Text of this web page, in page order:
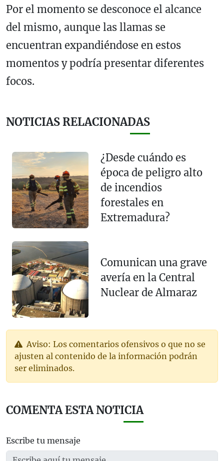
Por el momento se desconoce el alcance
del mismo, aunque las llamas se
encuentran expandiéndose en estos
momentos y podría presentar diferentes
focos.
NOTICIAS RELACIONADAS
¿Desde cuándo es
época de peligro alto
de incendios
forestales en
Extremadura?
Comunican una grave
avería en la Central
Nuclear de Almaraz
Aviso: Los comentarios ofensivos o que no se
ajusten al contenido de la información podrán
ser eliminados.
COMENTA ESTA NOTICIA
Escribe tu mensaje